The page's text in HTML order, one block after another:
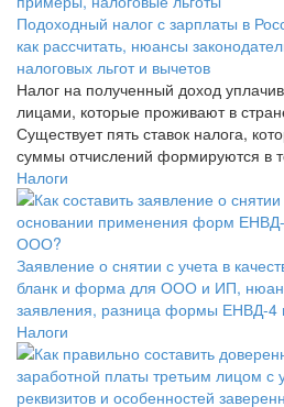
Подоходный налог с зарплаты в
как рассчитать, нюансы
налоговых льгот и вычетов
Налог на полученный доход
лицами, которые проживают в
Существует пять ставок налога,
суммы отчислений формируются в
Налоги
Заявление о снятии с учета в
бланк и форма для ООО и ИП,
заявления, разница формы ЕНВД-
Налоги